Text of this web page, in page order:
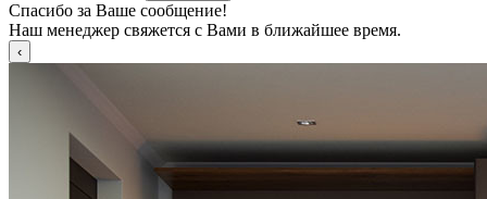
Спасибо за Ваше сообщение!
Наш менеджер свяжется с Вами в ближайшее время.